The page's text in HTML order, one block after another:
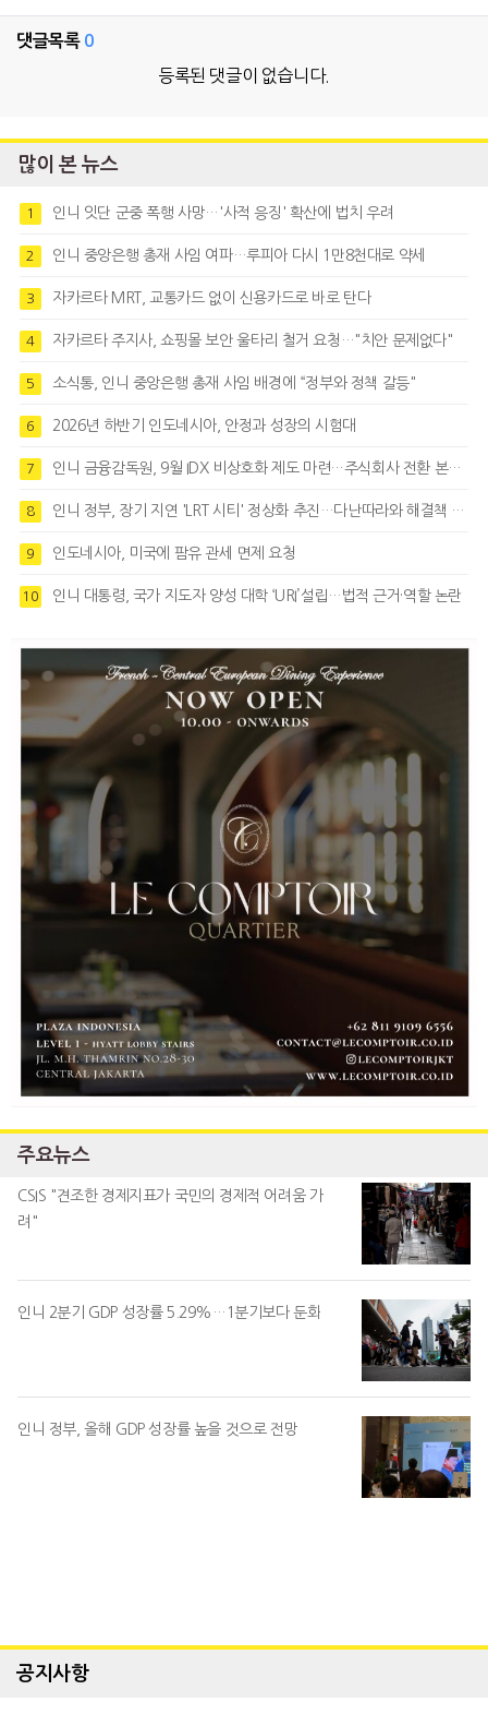
댓글목록 0
등록된 댓글이 없습니다.
많이 본 뉴스
1 인니 잇단 군중 폭행 사망…'사적 응징' 확산에 법치 우려
2 인니 중앙은행 총재 사임 여파…루피아 다시 1만8천대로 약세
3 자카르타 MRT, 교통카드 없이 신용카드로 바로 탄다
4 자카르타 주지사, 쇼핑몰 보안 울타리 철거 요청…"치안 문제없다"
5 소식통, 인니 중앙은행 총재 사임 배경에 “정부와 정책 갈등"
6 2026년 하반기 인도네시아, 안정과 성장의 시험대
7 인니 금융감독원, 9월 IDX 비상호화 제도 마련…주식회사 전환 본격화
8 인니 정부, 장기 지연 'LRT 시티' 정상화 추진…다난따라와 해결책 모색
9 인도네시아, 미국에 팜유 관세 면제 요청
10 인니 대통령, 국가 지도자 양성 대학 ‘URI’설립…법적 근거·역할 논란
주요뉴스
CSIS "견조한 경제지표가 국민의 경제적 어려움 가
려"
인니 2분기 GDP 성장률 5.29%…1분기보다 둔화
인니 정부, 올해 GDP 성장률 높을 것으로 전망
공지사항